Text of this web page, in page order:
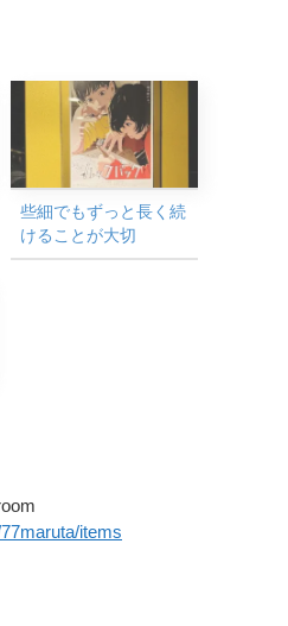
些細でもずっと長く続
けることが大切
items